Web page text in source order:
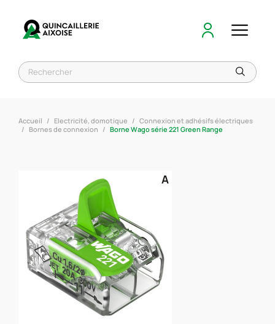
Accueil Electricité, domotique
Connexion et adhésifs électriques
Bornes de connexion
Borne Wago série 221 Green Range
A